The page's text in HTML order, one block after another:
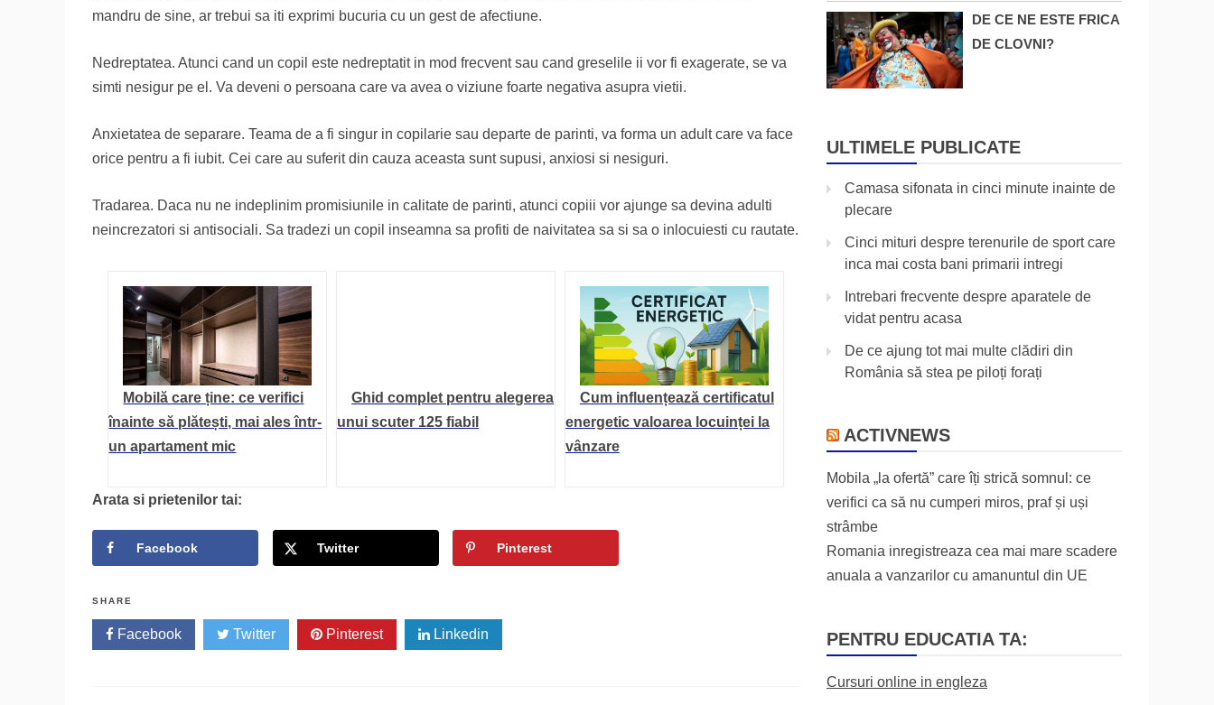
mandru de sine, ar trebui sa iti exprimi bucuria cu un gest de afectiune.
Nedreptatea. Atunci cand un copil este nedreptatit in mod frecvent sau cand greselile ii vor fi exagerate, se va
simti nesigur pe el. Va deveni o persoana care va avea o viziune foarte negativa asupra vietii.
Anxietatea de separare. Teama de a fi singur in copilarie sau departe de parinti, va forma un adult care va face
orice pentru a fi iubit. Cei care au suferit din cauza aceasta sunt supusi, anxiosi si nesiguri.
Tradarea. Daca nu ne indeplinim promisiunile in calitate de parinti, atunci copiii vor ajunge sa devina adulti
neincrezatori si antisociali. Sa tradezi un copil inseamna sa profiti de naivitatea sa si sa o inlocuiesti cu rautate.
Mobilă care ține: ce verifici
înainte să plătești, mai ales într-
un apartament mic
Ghid complet pentru alegerea
unui scuter 125 fiabil
Cum influențează certificatul
energetic valoarea locuinței la
vânzare
Arata si prietenilor tai:
Facebook Twitter Pinterest
SHARE
Facebook Twitter Pinterest Linkedin
DE CE NE ESTE FRICA
DE CLOVNI?
ULTIMELE PUBLICATE
Camasa sifonata in cinci minute inainte de
plecare
Cinci mituri despre terenurile de sport care
inca mai costa bani primarii intregi
Intrebari frecvente despre aparatele de
vidat pentru acasa
De ce ajung tot mai multe clădiri din
România să stea pe piloți forați
ACTIVNEWS
Mobila „la ofertă” care îți strică somnul: ce
verifici ca să nu cumperi miros, praf și uși
strâmbe
Romania inregistreaza cea mai mare scadere
anuala a vanzarilor cu amanuntul din UE
PENTRU EDUCATIA TA:
Cursuri online in engleza